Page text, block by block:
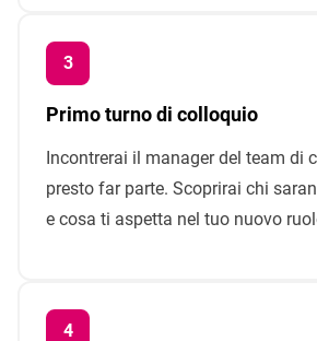
Primo turno di colloquio
Incontrerai il manager del team di
presto far parte. Scoprirai chi
e cosa ti aspetta nel tuo nuovo